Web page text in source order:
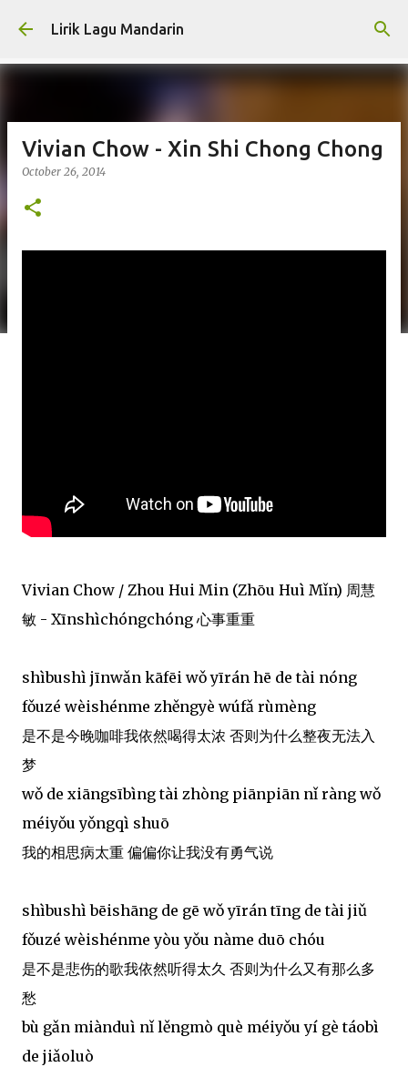
Skip to main content
Lirik Lagu Mandarin
Vivian Chow - Xin Shi Chong Chong
October 26, 2014
Vivian Chow / Zhou Hui Min (Zhōu Huì Mǐn) 周慧
敏 - Xīnshìchóngchóng 心事重重
shìbushì jīnwǎn kāfēi wǒ yīrán hē de tài nóng
fǒuzé wèishénme zhěngyè wúfǎ rùmèng
是不是今晚咖啡我依然喝得太浓 否则为什么整夜无法入
梦
wǒ de xiāngsībìng tài zhòng piānpiān nǐ ràng wǒ
méiyǒu yǒngqì shuō
我的相思病太重 偏偏你让我没有勇气说
shìbushì bēishāng de gē wǒ yīrán tīng de tài jiǔ
fǒuzé wèishénme yòu yǒu nàme duō chóu
是不是悲伤的歌我依然听得太久 否则为什么又有那么多
愁
bù gǎn miànduì nǐ lěngmò què méiyǒu yí gè táobì
de jiǎoluò